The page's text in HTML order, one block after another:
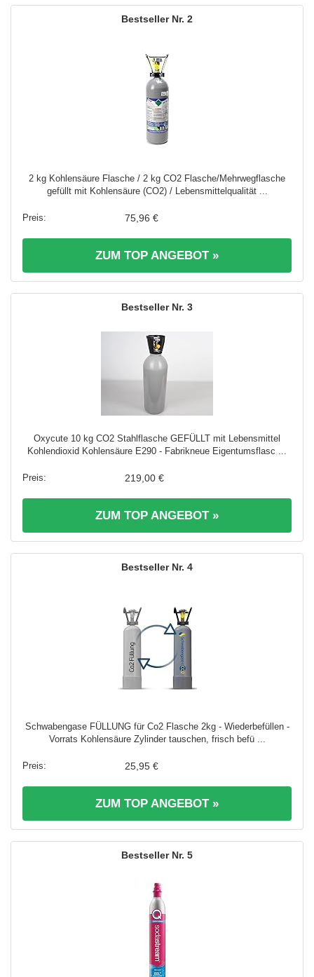
2
2 kg Kohlensäure Flasche / 2 kg CO2 Flasche/Mehrwegflasche
gefüllt mit Kohlensäure (CO2) / Lebensmittelqualität ...
75,96 €
ZUM TOP ANGEBOT »
3
Oxycute 10 kg CO2 Stahlflasche GEFÜLLT mit Lebensmittel
Kohlendioxid Kohlensäure E290 - Fabrikneue Eigentumsflasc ...
219,00 €
ZUM TOP ANGEBOT »
4
Schwabengase FÜLLUNG für Co2 Flasche 2kg - Wiederbefüllen -
Vorrats Kohlensäure Zylinder tauschen, frisch befü ...
25,95 €
ZUM TOP ANGEBOT »
5